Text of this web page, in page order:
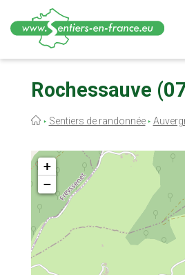
contenuRochessauve
Fil
Sentiers de randonnée
+
−